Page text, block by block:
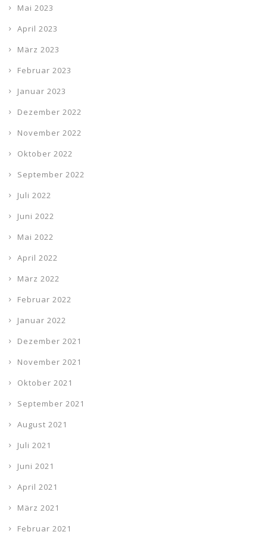
Mai 2023
April 2023
März 2023
Februar 2023
Januar 2023
Dezember 2022
November 2022
Oktober 2022
September 2022
Juli 2022
Juni 2022
Mai 2022
April 2022
März 2022
Februar 2022
Januar 2022
Dezember 2021
November 2021
Oktober 2021
September 2021
August 2021
Juli 2021
Juni 2021
April 2021
März 2021
Februar 2021